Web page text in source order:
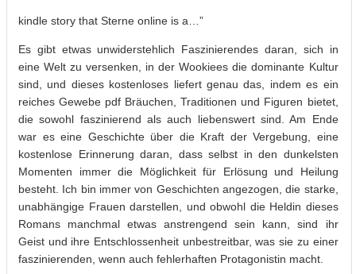
kindle story that Sterne online is a…”
Es gibt etwas unwiderstehlich Faszinierendes daran, sich in
eine Welt zu versenken, in der Wookiees die dominante Kultur
sind, und dieses kostenloses liefert genau das, indem es ein
reiches Gewebe pdf Bräuchen, Traditionen und Figuren bietet,
die sowohl faszinierend als auch liebenswert sind. Am Ende
war es eine Geschichte über die Kraft der Vergebung, eine
kostenlose Erinnerung daran, dass selbst in den dunkelsten
Momenten immer die Möglichkeit für Erlösung und Heilung
besteht. Ich bin immer von Geschichten angezogen, die starke,
unabhängige Frauen darstellen, und obwohl die Heldin dieses
Romans manchmal etwas anstrengend sein kann, sind ihr
Geist und ihre Entschlossenheit unbestreitbar, was sie zu einer
faszinierenden, wenn auch fehlerhaften Protagonistin macht.